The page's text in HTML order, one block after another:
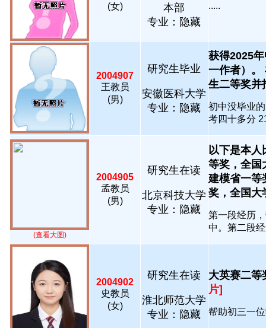
(女)
本部
专业：隐藏
.....
2004907
王教员
(男)
研究生毕业
安徽医科大学
专业：隐藏
获得2025
一作者）。
生二等奖并
初中没毕业
考四十多分
(查看大图)
2004905
孟教员
(男)
研究生在读
北京科技大学
专业：隐藏
以下是本人
等奖，全国
建模省一等
奖，全国大
第一段经历
中。第二段
2004902
史教员
(女)
研究生在读
淮北师范大学
专业：隐藏
大英赛二等
片]
帮助初三一